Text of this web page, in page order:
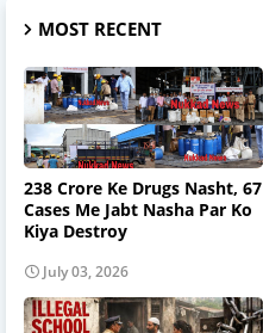
MOST RECENT
238 Crore Ke Drugs Nasht, 67
Cases Me Jabt Nasha Par Ko
Kiya Destroy
July 03, 2026